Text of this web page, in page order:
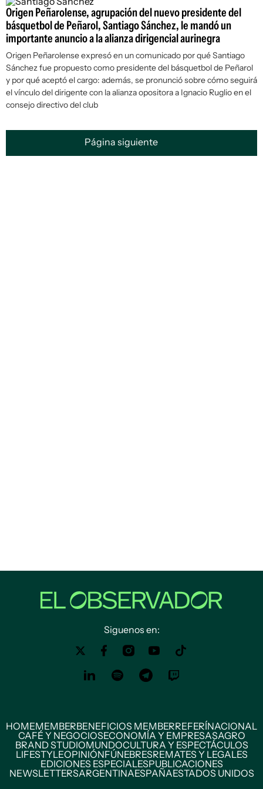
Origen Peñarolense, agrupación del nuevo presidente del
básquetbol de Peñarol, Santiago Sánchez, le mandó un
importante anuncio a la alianza dirigencial aurinegra
Origen Peñarolense expresó en un comunicado por qué Santiago
Sánchez fue propuesto como presidente del básquetbol de Peñarol
y por qué aceptó el cargo: además, se pronunció sobre cómo seguirá
el vínculo del dirigente con la alianza opositora a Ignacio Ruglio en el
consejo directivo del club
Página siguiente
Siguenos en:
HOMEMEMBERBENEFICIOS MEMBERREFERÍNACIONAL
CAFÉ Y NEGOCIOSECONOMÍA Y EMPRESASAGRO
BRAND STUDIOMUNDOCULTURA Y ESPECTÁCULOS
LIFESTYLEOPINIÓNFÚNEBRESREMATES Y LEGALES
EDICIONES ESPECIALESPUBLICACIONES
NEWSLETTERSARGENTINAESPAÑAESTADOS UNIDOS